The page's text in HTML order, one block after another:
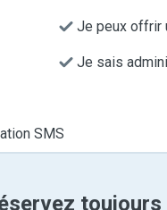
Je peux offrir
Je sais
SMS